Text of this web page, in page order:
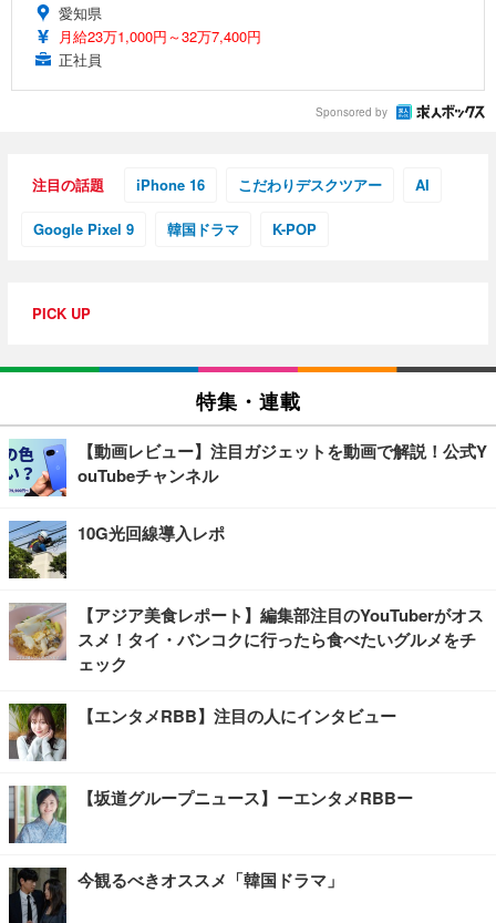
愛知県
月給23万1,000円～32万7,400円
正社員
Sponsored by
注目の話題 iPhone 16 こだわりデスクツアー AI
Google Pixel 9 韓国ドラマ K-POP
PICK UP
特集・連載
【動画レビュー】注目ガジェットを動画で解説！公式Y
ouTubeチャンネル
10G光回線導入レポ
【アジア美食レポート】編集部注目のYouTuberがオス
スメ！タイ・バンコクに行ったら食べたいグルメをチ
ェック
【エンタメRBB】注目の人にインタビュー
【坂道グループニュース】ーエンタメRBBー
今観るべきオススメ「韓国ドラマ」